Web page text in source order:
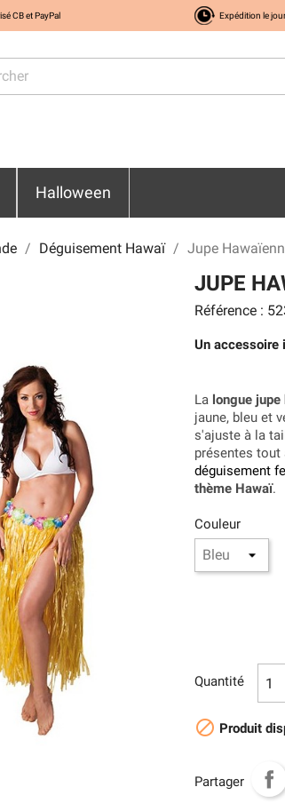
CB et PayPal Expédition le
Halloween
Déguisement Hawaï Jupe
JUPE
Référence :
Un accessoire
La longue
jaune, bleu et
s'ajuste à la
présentes tout
déguisement
thème Hawaï.
Couleur
Quantité
 Produit
Partager